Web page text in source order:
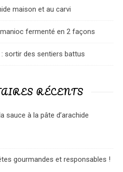
maison et au carvi
fermenté en 2 façons
sortir des sentiers battus
RÉCENTS
sauce à la pâte d’arachide
gourmandes et responsables !